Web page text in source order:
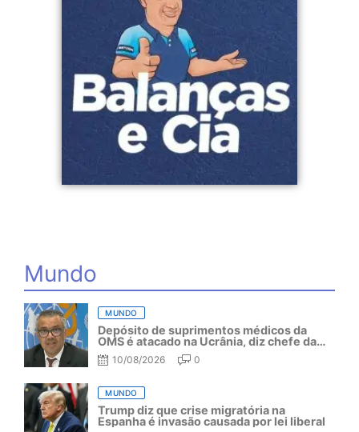
Mundo
MUNDO
Depósito de suprimentos médicos da
OMS é atacado na Ucrânia, diz chefe da
organização
10/08/2026 0
MUNDO
Trump diz que crise migratória na
Espanha é invasão causada por lei liberal